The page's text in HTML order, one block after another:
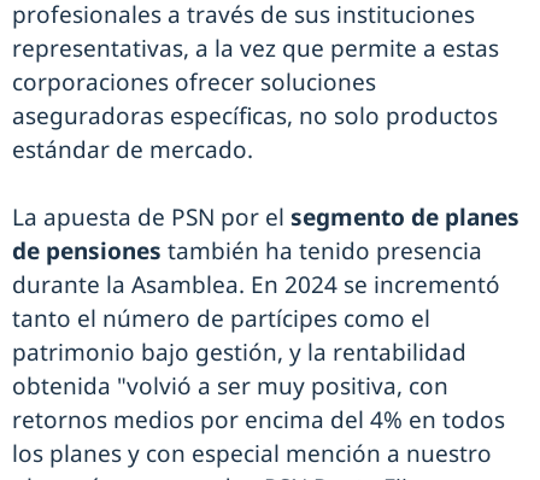
profesionales a través de sus instituciones
representativas, a la vez que permite a estas
corporaciones ofrecer soluciones
aseguradoras específicas, no solo productos
estándar de mercado.
La apuesta de PSN por el segmento de planes
de pensiones también ha tenido presencia
durante la Asamblea. En 2024 se incrementó
tanto el número de partícipes como el
patrimonio bajo gestión, y la rentabilidad
obtenida "volvió a ser muy positiva, con
retornos medios por encima del 4% en todos
los planes y con especial mención a nuestro